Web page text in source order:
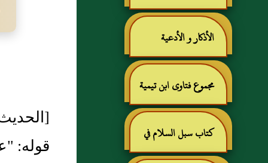
الأذكار و الأدعية
مجموع فتاوى ابن تيمية
كتاب سبل السلام في
[الحديث 223- طرفه في
قوله: